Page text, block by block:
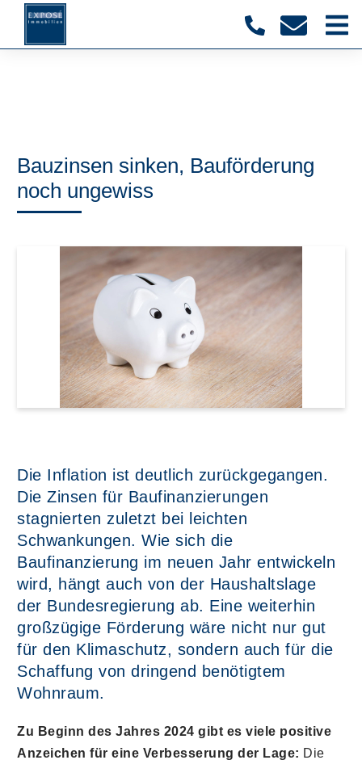
Bauzinsen sinken, Bauförderung
noch ungewiss
Die Inflation ist deutlich zurückgegangen.
Die Zinsen für Baufinanzierungen
stagnierten zuletzt bei leichten
Schwankungen. Wie sich die
Baufinanzierung im neuen Jahr entwickeln
wird, hängt auch von der Haushaltslage
der Bundesregierung ab. Eine weiterhin
großzügige Förderung wäre nicht nur gut
für den Klimaschutz, sondern auch für die
Schaffung von dringend benötigtem
Wohnraum.
Zu Beginn des Jahres 2024 gibt es viele positive
Anzeichen für eine Verbesserung der Lage: Die